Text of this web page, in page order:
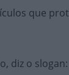
que
diz o slogan: